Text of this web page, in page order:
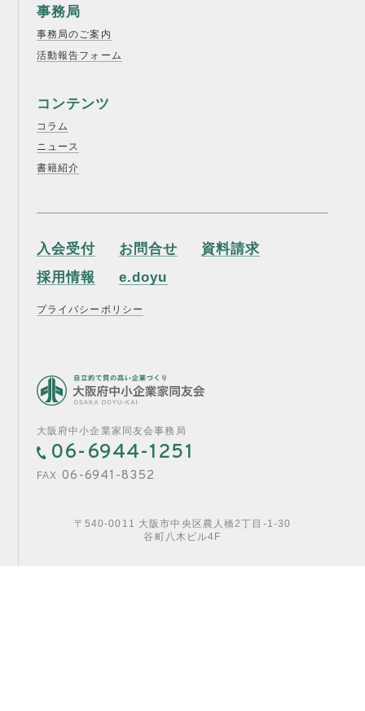
事務局
事務局のご案内
活動報告フォーム
コンテンツ
コラム
ニュース
書籍紹介
入会受付 お問合せ
資料請求
採用情報
e.doyu
プライバシーポリシー
大阪府中小企業家同友会事務局
06-6944-1251
FAX 06-6941-8352
〒540-0011 大阪市中央区農人橋2丁目-1-30
谷町八木ビル4F